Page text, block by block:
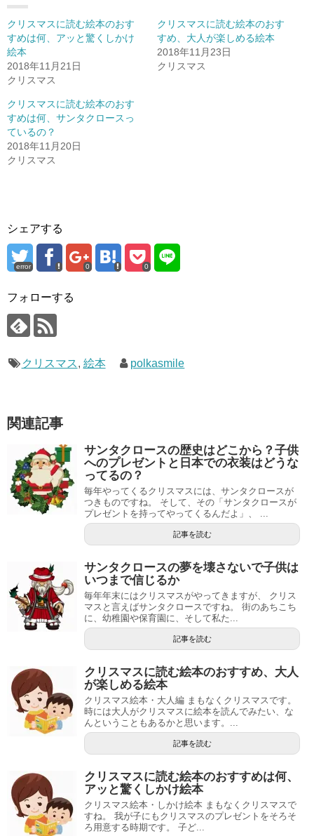
クリスマスに読む絵本のおす
すめは何、アッと驚くしかけ
絵本
2018年11月21日
クリスマス
クリスマスに読む絵本のおす
すめ、大人が楽しめる絵本
2018年11月23日
クリスマス
クリスマスに読む絵本のおす
すめは何、サンタクロースっ
ているの？
2018年11月20日
クリスマス
シェアする
error 0 0
フォローする
クリスマス, 絵本 polkasmile
関連記事
サンタクロースの歴史はどこから？子供
へのプレゼントと日本での衣装はどうな
ってるの？
毎年やってくるクリスマスには、サンタクロースが
つきものですね。 そして、その「サンタクロースが
プレゼントを持ってやってくるんだよ」、 ...
記事を読む
サンタクロースの夢を壊さないで子供は
いつまで信じるか
毎年年末にはクリスマスがやってきますが、 クリス
マスと言えばサンタクロースですね。 街のあちこち
に、幼稚園や保育園に、そして私た...
記事を読む
クリスマスに読む絵本のおすすめ、大人
が楽しめる絵本
クリスマス絵本・大人編 まもなくクリスマスです。
時には大人がクリスマスに絵本を読んでみたい、な
んということもあるかと思います。...
記事を読む
クリスマスに読む絵本のおすすめは何、
アッと驚くしかけ絵本
クリスマス絵本・しかけ絵本 まもなくクリスマスで
すね。 我が子にもクリスマスのプレゼントをそろそ
ろ用意する時期です。 子ど...